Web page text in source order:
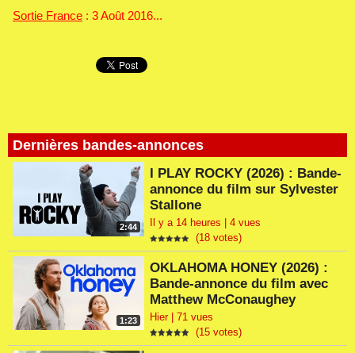
Dernières bandes-annonces
2:44
I PLAY ROCKY (2026) : Bande-
annonce du film sur Sylvester
Stallone
Il y a 14 heures | 4 vues
(18 votes)
1:23
OKLAHOMA HONEY (2026) :
Bande-annonce du film avec
Matthew McConaughey
Hier | 71 vues
(15 votes)
Sortie France : 3 Août 2016...